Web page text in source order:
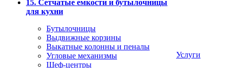
15. Сетчатые емкости и бутылочницы
для кухни
Бутылочницы
Выдвижные корзины
Выкатные колонны и пеналы
Угловые механизмы
Шеф-центры
Услуги